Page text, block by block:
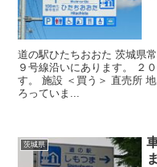
道の駅ひたちおおた 茨城県
９号線沿いにあります。 ２
す。 施設 ＜買う＞ 直売所
ろっていま...
茨城県